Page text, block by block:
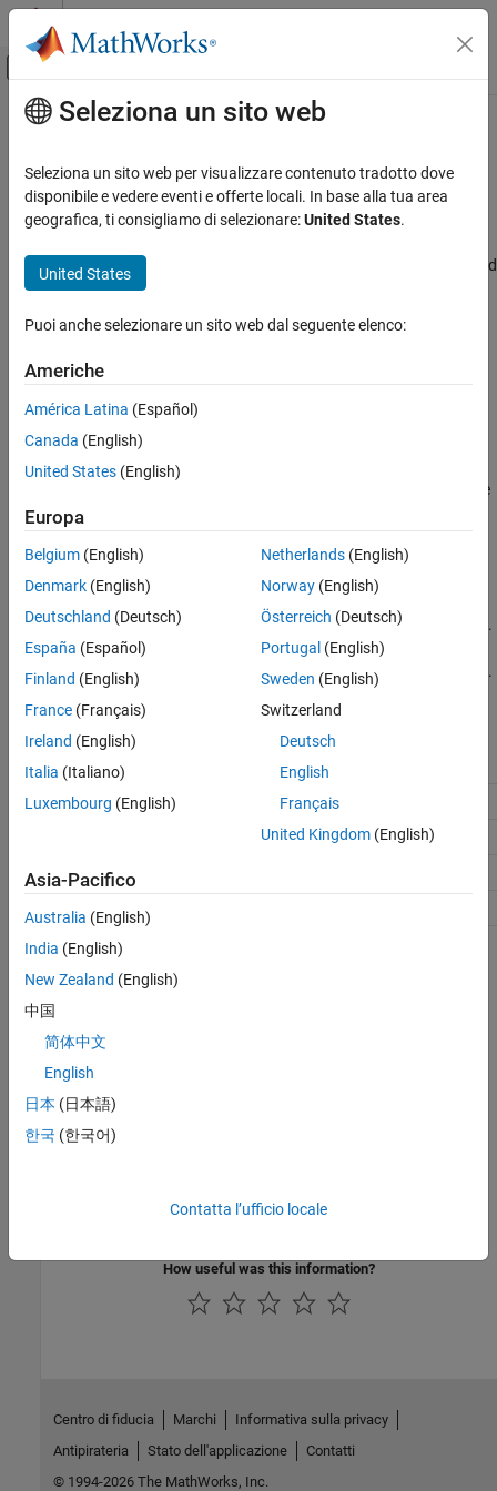
Vai al contenuto
Attiva/disattiva menu di navigazione
Pagina iniziale della documentazione
Embedded Coder
ON THIS PAGE
Dependencies
Recommended Settings
Programmatic Use
Version History
See Also
Contenuto principale
Package class
Number of programmable pins
Since R2022b
or Embedded Coder Hardware Support Package / Hardware board
settings / Target hardware resources / Device
Description
Displays the number of programmable pins for the selected
hardware board/microcontrollers.
Dependencies
parameter value options depend on the choice
ofDevice Series
Settings
For Infineon AURIX TC4x microcontrollers, 436is the default value.
For Infineon AURIX TC3x microcontrollers,144is the default value.
Recommended Settings
Application
Setting
Debugging
No impact
No impact
Efficiency
Safety precaution
Programmatic Use
No programmatic use is available.
Version History
Introduced in R2022b
See Also
Model Configuration Parameters
How useful was this information?
Seleziona un sito web
Seleziona un sito web per visualizzare contenuto tradotto dove
disponibile e vedere eventi e offerte locali. In base alla tua area
geografica, ti consigliamo di selezionare:United States.
United States
Puoi anche selezionare un sito web dal seguente elenco:
Americhe
América Latina (Español)
Canada (English)
United States (English)
Europa
Belgium (English)
Denmark (English)
Deutschland (Deutsch)
España (Español)
Finland (English)
France (Français)
Ireland (English)
Italia (Italiano)
Luxembourg (English)
Netherlands(English)
Norway(English)
Österreich (Deutsch)
Portugal (English)
Sweden (English)
Switzerland
Deutsch
English
Français
United Kingdom(English)
Asia-Pacifico
Australia (English)
India (English)
New Zealand (English)
中国
简体中文
English
日本 (日本語)
한국 (한국어)
Contatta l’ufficio locale
Centro di fiducia Marchi
Informativa sulla privacy
Antipirateria
Stato dell'applicazione
Contatti
© 1994-2026 The MathWorks, Inc.